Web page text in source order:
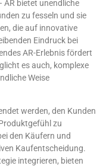
AR bietet unendliche
zu fesseln und sie
die auf innovative
Eindruck bei
AR-Erlebnis fördert
es auch, komplexe
Weise
werden, den Kunden
zu
den Käufern und
Kaufentscheidung.
integrieren, bieten